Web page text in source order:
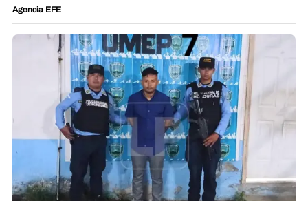
Agencia EFE